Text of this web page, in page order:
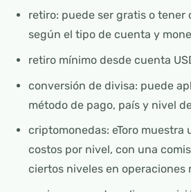
retiro: puede ser gratis o tener
según el tipo de cuenta y
retiro mínimo desde cuenta
conversión de divisa: puede
método de pago, país y nivel
criptomonedas: eToro muestra
costos por nivel, con una
ciertos niveles en operaciones